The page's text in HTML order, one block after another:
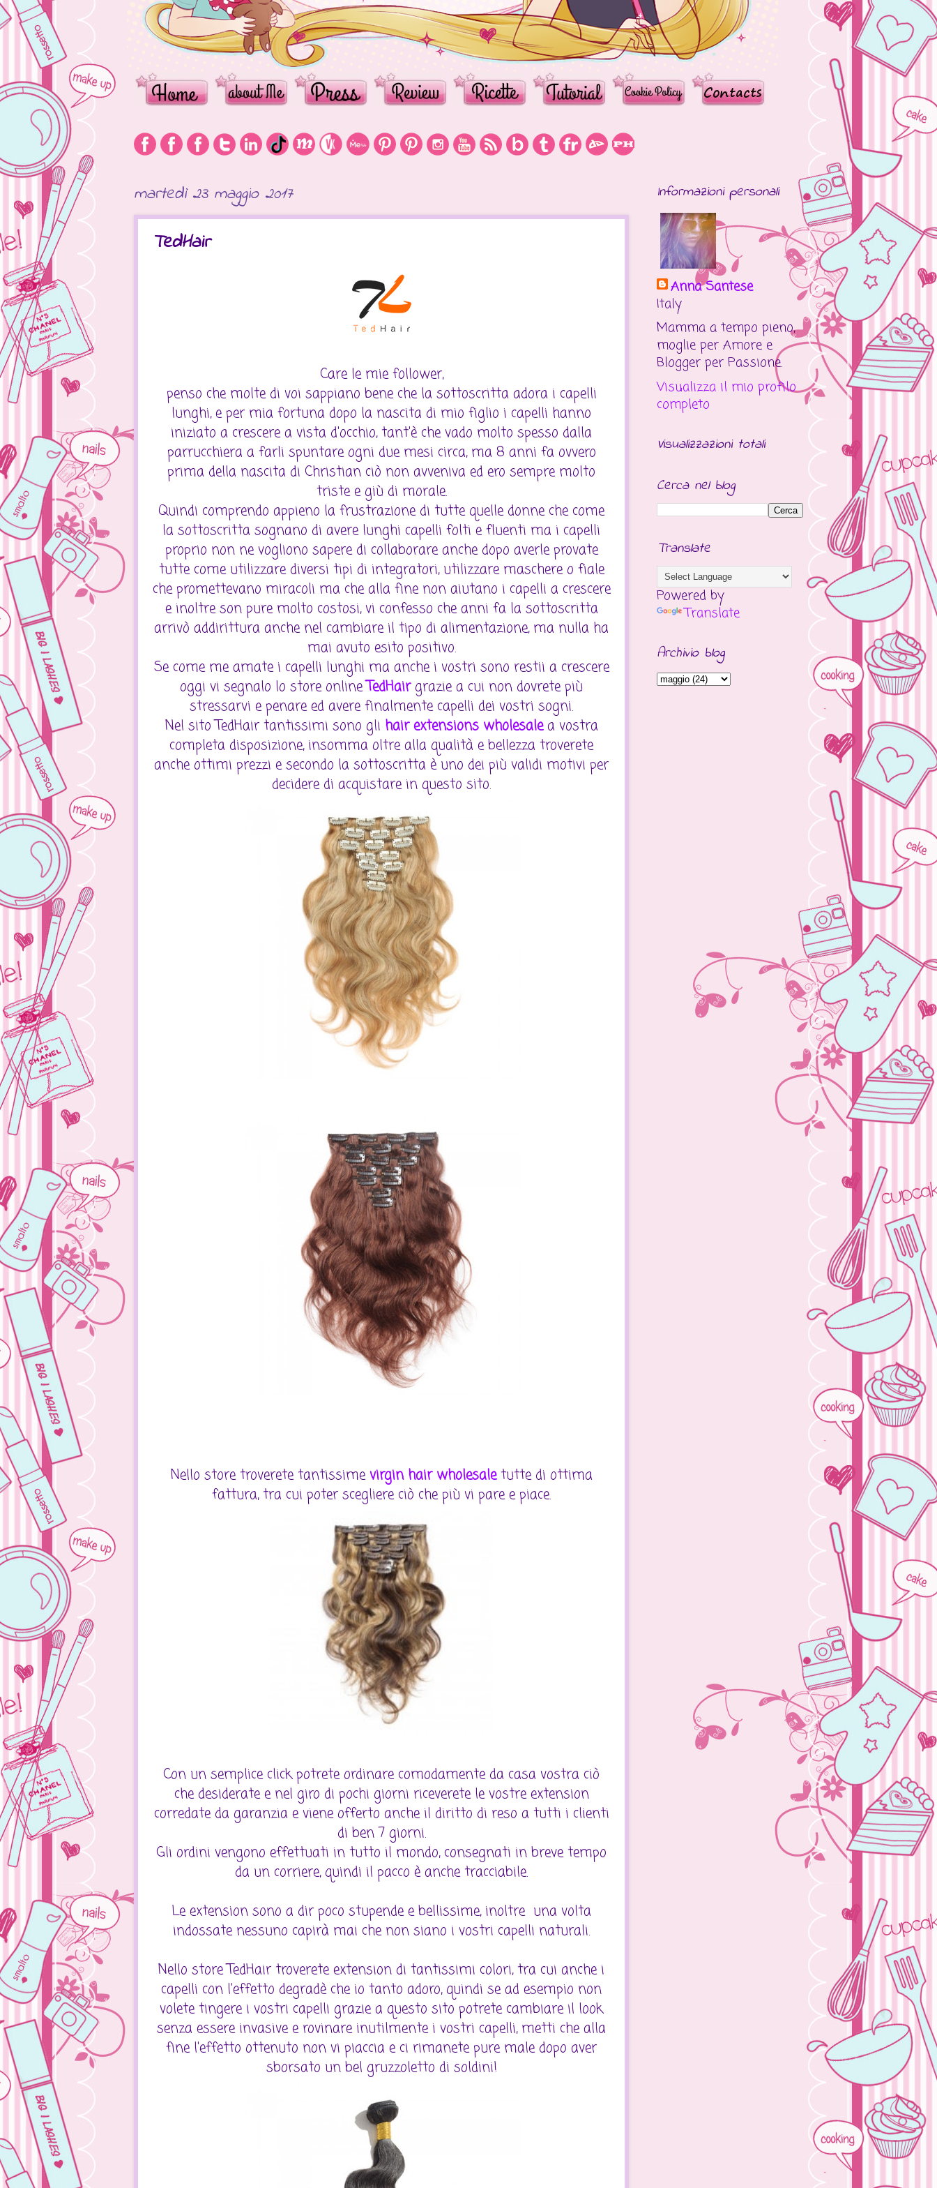
martedì 23 maggio 2017
TedHair
Care le mie follower,
penso che molte di voi sappiano bene che la sottoscritta adora i capelli
lunghi, e per mia fortuna dopo la nascita di mio figlio i capelli hanno
iniziato a crescere a vista d'occhio, tant'è che vado molto spesso dalla
parrucchiera a farli spuntare ogni due mesi circa, ma 8 anni fa ovvero
prima della nascita di Christian ciò non avveniva ed ero sempre molto
triste e giù di morale.
Quindi comprendo appieno la frustrazione di tutte quelle donne che come
la sottoscritta sognano di avere lunghi capelli folti e fluenti ma i capelli
proprio non ne vogliono sapere di collaborare anche dopo averle provate
tutte come utilizzare diversi tipi di integratori, utilizzare maschere o fiale
che promettevano miracoli ma che alla fine non aiutano i capelli a crescere
e inoltre son pure molto costosi, vi confesso che anni fa la sottoscritta
arrivò addirittura anche nel cambiare il tipo di alimentazione, ma nulla ha
mai avuto esito positivo.
Se come me amate i capelli lunghi ma anche i vostri sono restii a crescere
oggi vi segnalo lo store onlineTedHairgrazie a cui non dovrete più
stressarvi e penare ed avere finalmente capelli dei vostri sogni.
Nel sito TedHair tantissimi sono gli hair extensions wholesale a vostra
completa disposizione, insomma oltre alla qualità e bellezza troverete
anche ottimi prezzi e secondo la sottoscritta è uno dei più validi motivi per
decidere di acquistare in questo sito.
Nello store troverete tantissimevirgin hair wholesaletutte di ottima
fattura, tra cui poter scegliere ciò che più vi pare e piace.
Con un semplice click potrete ordinare comodamente da casa vostra ciò
che desiderate e nel giro di pochi giorni riceverete le vostre extension
corredate da garanzia e viene offerto anche il diritto di reso a tutti i clienti
di ben 7 giorni.
Gli ordini vengono effettuati in tutto il mondo, consegnati in breve tempo
da un corriere, quindi il pacco è anche tracciabile.
Le extension sono a dir poco stupende e bellissime, inoltre una volta
indossate nessuno capirà mai che non siano i vostri capelli naturali.
Nello store TedHair troverete extension di tantissimi colori, tra cui anche i
capelli con l'effetto degradè che io tanto adoro, quindi se ad esempio non
volete tingere i vostri capelli grazie a questo sito potrete cambiare il look
senza essere invasive e rovinare inutilmente i vostri capelli, metti che alla
fine l'effetto ottenuto non vi piaccia e ci rimanete pure male dopo aver
sborsato un bel gruzzoletto di soldini!
Informazioni personali
Anna Santese
Italy
Mamma a tempo pieno,
moglie per Amore e
Blogger per Passione.
Visualizza il mio profilo
completo
Visualizzazioni totali
Cerca nel blog
Translate
Powered by
Translate
Archivio blog